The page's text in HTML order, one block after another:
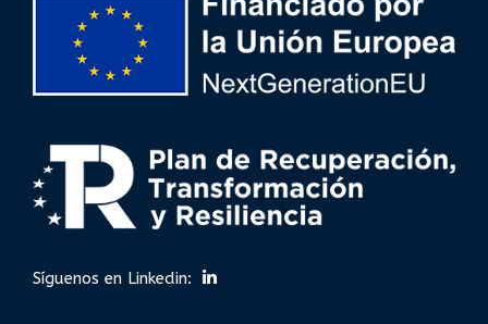
Síguenos en Linkedin: